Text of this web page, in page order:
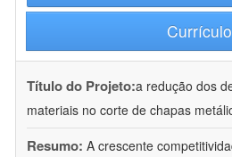
Currículo
Título do Projeto:a redução dos
materiais no corte de chapas
Resumo: A crescente